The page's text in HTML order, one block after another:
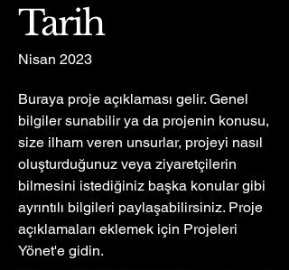
Tarih
Nisan 2023
Buraya proje açıklaması gelir. Genel
bilgiler sunabilir ya da projenin konusu,
size ilham veren unsurlar, projeyi nasıl
oluşturduğunuz veya ziyaretçilerin
bilmesini istediğiniz başka konular gibi
ayrıntılı bilgileri paylaşabilirsiniz. Proje
açıklamaları eklemek için Projeleri
Yönet'e gidin.